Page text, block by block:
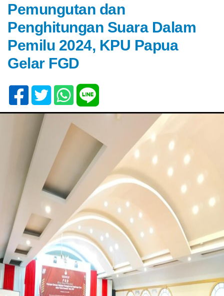
Pemungutan dan
Penghitungan Suara Dalam
Pemilu 2024, KPU Papua
Gelar FGD